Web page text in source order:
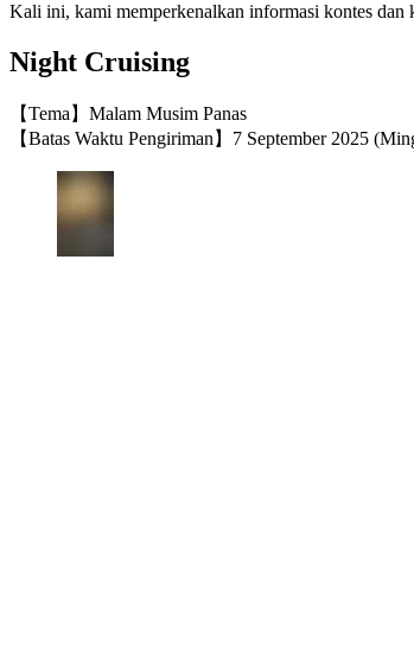
Kali ini, kami memperkenalkan informasi kontes dan
Night Cruising
【Tema】Malam Musim Panas
【Batas Waktu Pengiriman】7 September 2025